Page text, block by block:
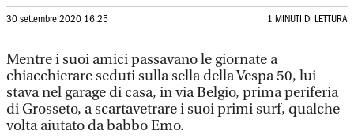
30 settembre 2020 16:25 1 MINUTI DI LETTURA
Mentre i suoi amici passavano le giornate a
chiacchierare seduti sulla sella della Vespa 50, lui
stava nel garage di casa, in via Belgio, prima periferia
di Grosseto, a scartavetrare i suoi primi surf, qualche
volta aiutato da babbo Emo.